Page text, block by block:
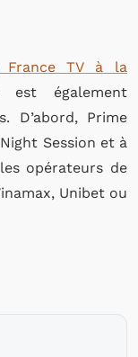
France TV à la
également
D’abord, Prime
Session et à
opérateurs de
Unibet ou